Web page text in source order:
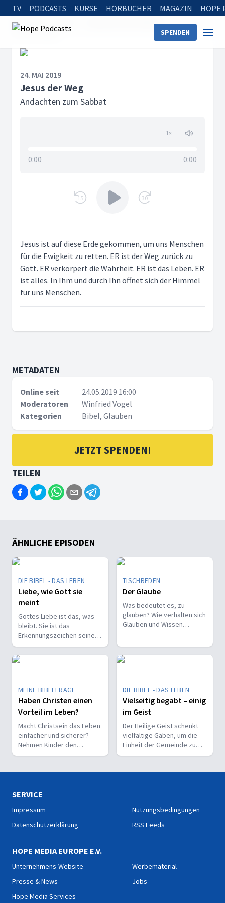
TV PODCASTS KURSE HÖRBÜCHER MAGAZIN HOPE
SPENDEN
Startseite
Andachten zum Sabbat
Jesus der Weg
24. MAI 2019
Jesus der Weg
Andachten zum Sabbat
1×
0:00 0:00
15 30
Jesus ist auf diese Erde gekommen, um uns Menschen
für die Ewigkeit zu retten. ER ist der Weg zurück zu
Gott. ER verkörpert die Wahrheit. ER ist das Leben. ER
ist alles. In Ihm und durch Ihn öffnet sich der Himmel
für uns Menschen.
METADATEN
Online seit
24.05.2019 16:00
Moderatoren
Winfried Vogel
Kategorien
Bibel, Glauben
JETZT SPENDEN!
TEILEN
ÄHNLICHE EPISODEN
DIE BIBEL - DAS LEBEN
Liebe, wie Gott sie
meint
Gottes Liebe ist das, was
bleibt. Sie ist das
Erkennungszeichen seiner
Kinder und trägt, wenn alles
andere vergeht.
TISCHREDEN
Der Glaube
Was bedeutet es, zu
glauben? Wie verhalten sich
Glauben und Wissen
Entscheidung?
MEINE BIBELFRAGE
Haben Christen einen
Vorteil im Leben?
Macht Christsein das Leben
einfacher und sicherer?
Nehmen Kinder den
Glauben leichter an als
DIE BIBEL - DAS LEBEN
Vielseitig begabt – einig
im Geist
Der Heilige Geist schenkt
vielfältige Gaben, um die
Einheit der Gemeinde zu
stärken und sie zu
Menschen zu bekennen.
SERVICE
Impressum
Datenschutzerklärung
Nutzungsbedingungen
RSS Feeds
HOPE MEDIA EUROPE E.V.
Unternehmens-Website
Presse & News
Hope Media Services
Werbematerial
Jobs